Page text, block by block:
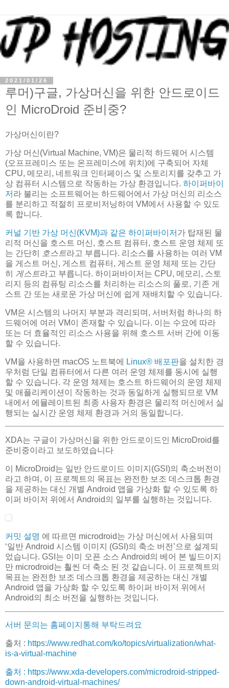
2021/01/26
루머)구글, 가상머신을 위한 안드로이드
인 MicroDroid 준비중?
가상머신이란?
가상 머신(Virtual Machine, VM)은 물리적 하드웨어 시스템
(오프프레미스 또는 온프레미스에 위치)에 구축되어 자체
CPU, 메모리, 네트워크 인터페이스 및 스토리지를 갖추고 가
상 컴퓨터 시스템으로 작동하는 가상 환경입니다. 하이퍼바이
저 라 불리는 소프트웨어는 하드웨어에서 가상 머신의 리소스
를 분리하고 적절히 프로비저닝하여 VM에서 사용할 수 있도
록 합니다.
커널 기반 가상 머신(KVM)과 같은 하이퍼바이저 가 탑재된 물
리적 머신을 호스트 머신, 호스트 컴퓨터, 호스트 운영 체제 또
는 간단히
호스트라고 부릅니다. 리소스를 사용하는 여러 VM
을 게스트 머신, 게스트 컴퓨터, 게스트 운영 체제 또는 간단
히 게스트라고 부릅니다. 하이퍼바이저는 CPU, 메모리, 스토
리지 등의 컴퓨팅 리소스를 처리하는 리소스의 풀로, 기존 게
스트 간 또는 새로운 가상 머신에 쉽게 재배치할 수 있습니다.
VM은 시스템의 나머지 부분과 격리되며, 서버처럼 하나의 하
드웨어에 여러 VM이 존재할 수 있습니다. 이는 수요에 따라
또는 더 효율적인 리소스 사용을 위해 호스트 서버 간에 이동
할 수 있습니다.
VM을 사용하면 macOS 노트북에 Linux® 배포판을 설치한 경
우처럼 단일 컴퓨터에서 다른 여러 운영 체제를 동시에 실행
할 수 있습니다. 각 운영 체제는 호스트 하드웨어의 운영 체제
및 애플리케이션이 작동하는 것과 동일하게 실행되므로 VM
내에서 에뮬레이트된 최종 사용자 환경은 물리적 머신에서 실
행되는 실시간 운영 체제 환경과 거의 동일합니다.
XDA는 구글이 가상머신을 위한 안드로이드인 MicroDroid를
준비중이라고 보도하였습니다
이 MicroDroid는 일반 안드로이드 이미지(GSI)의 축소버전이
라고 하며, 이 프로젝트의 목표는 완전한 보조 데스크톱 환경
을 제공하는 대신 개별 Android 앱을 가상화 할 수 있도록 하
이퍼 바이저 위에서 Android의 일부를 실행하는 것입니다.
커밋 설명 에 따르면 microdroid는 가상 머신에서 사용되며
‘일반 Android 시스템 이미지 (GSI)의 축소 버전’으로 설계되
었습니다. GSI는 이미 오픈 소스 Android의 베어 본 빌드이지
만 microdroid는 훨씬 더 축소 된 것 같습니다. 이 프로젝트의
목표는 완전한 보조 데스크톱 환경을 제공하는 대신 개별
Android 앱을 가상화 할 수 있도록 하이퍼 바이저 위에서
Android의 최소 버전을 실행하는 것입니다.
서버 문의는 홈페이지통해 부탁드려요
출처 : https://www.redhat.com/ko/topics/virtualization/what-
is-a-virtual-machine
출처 : https://www.xda-developers.com/microdroid-stripped-
down-android-virtual-machines/